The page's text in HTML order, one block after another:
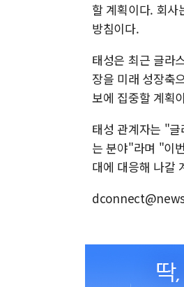
할 계획이다. 회사
방침이다.
태성은 최근 글라
장을 미래 성장축
보에 집중할 계획
태성 관계자는 "
는 분야"라며 "이
대에 대응해 나갈